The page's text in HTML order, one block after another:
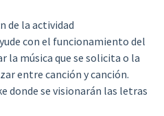
de la actividad
con el funcionamiento del
la música que se solicita o la
entre canción y canción.
donde se visionarán las letras